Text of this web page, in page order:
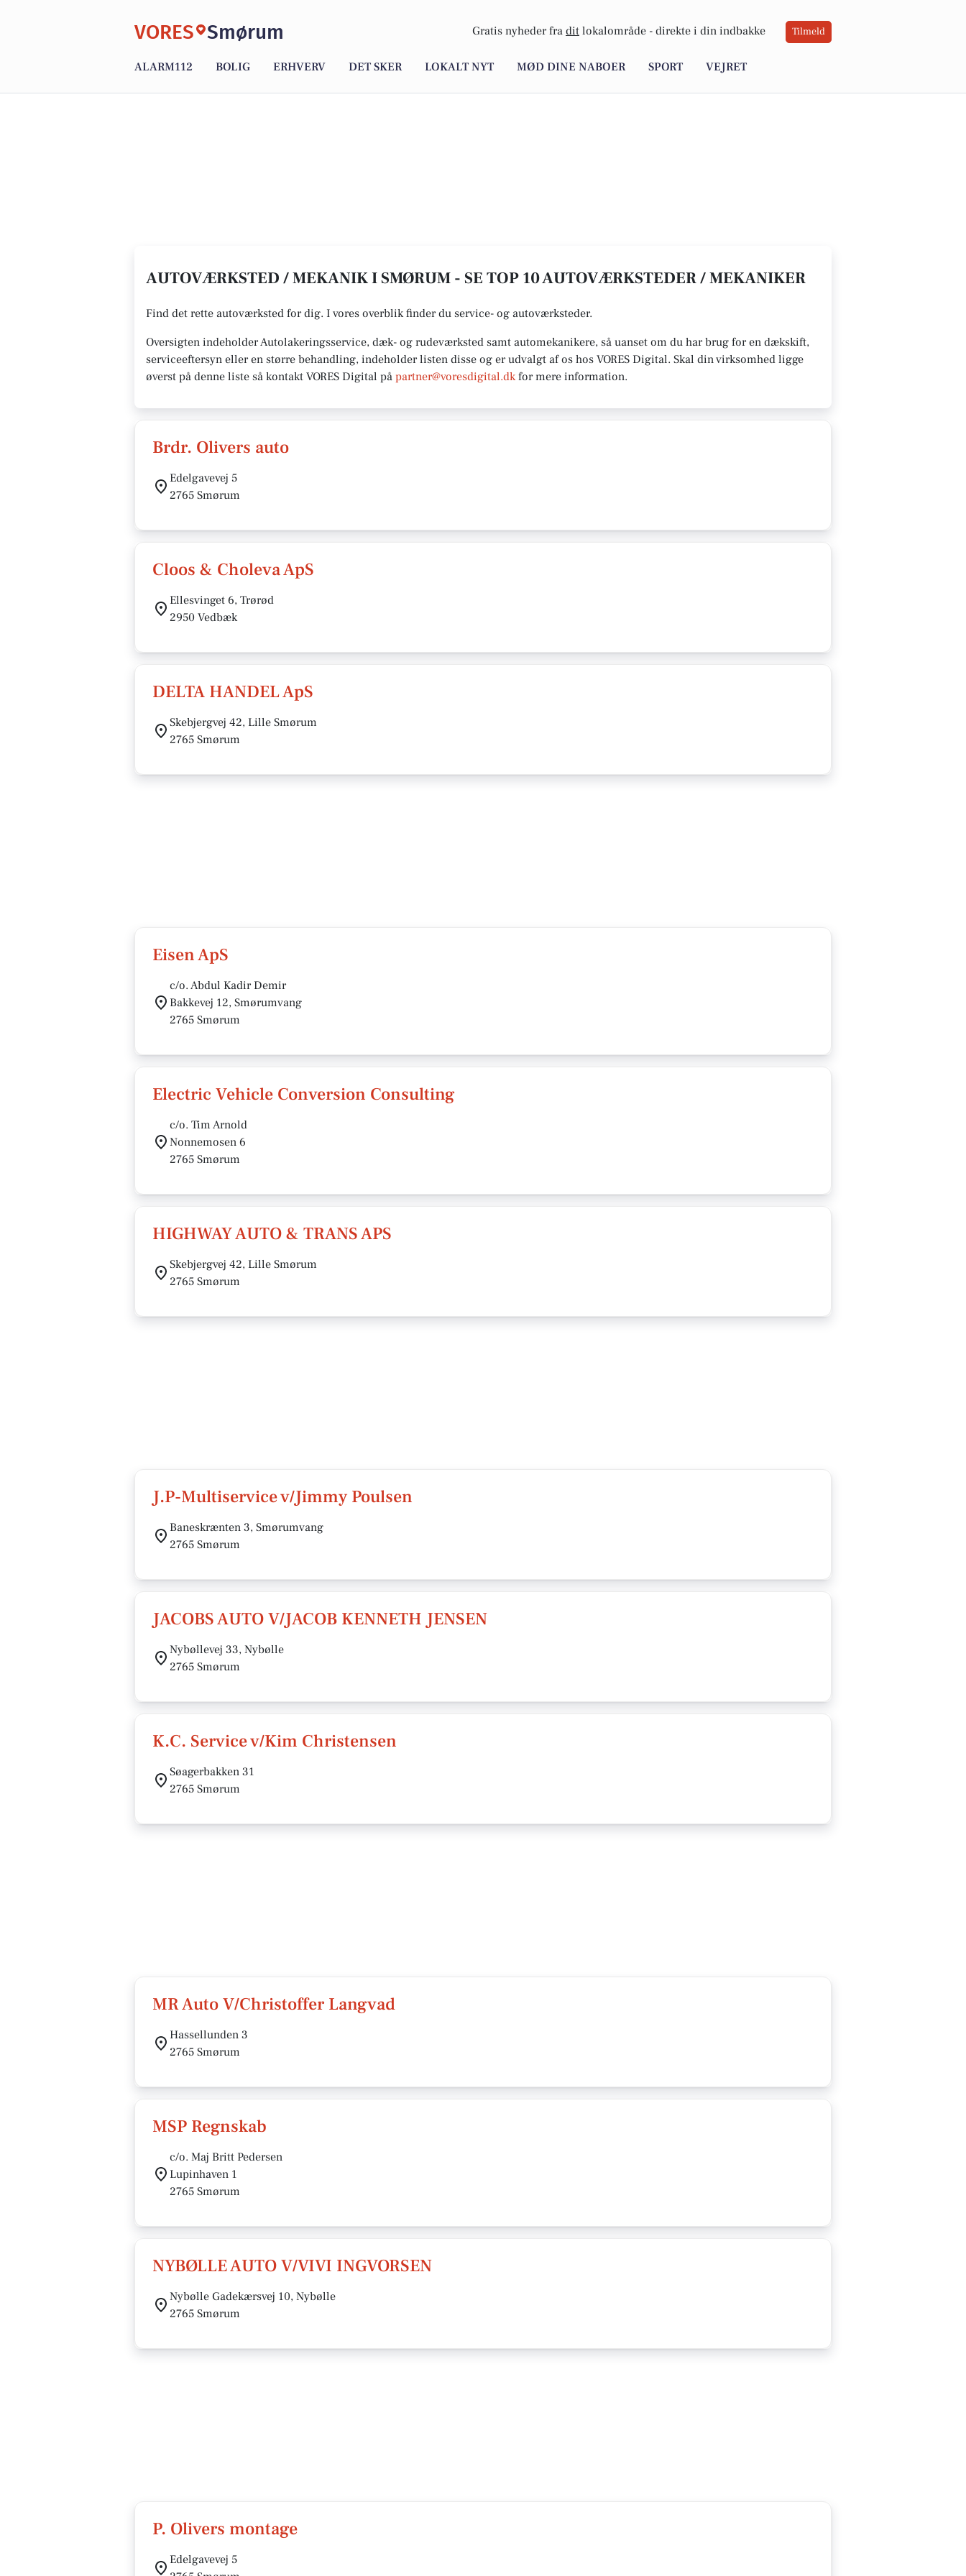
VORES Smørum Gratis nyheder fra dit lokalområde - direkte i din indbakke Tilmeld
ALARM112 BOLIG ERHVERV DET SKER LOKALT NYT MØD DINE NABOER SPORT VEJRET
AUTOVÆRKSTED / MEKANIK I SMØRUM - SE TOP 10 AUTOVÆRKSTEDER / MEKANIKER
Find det rette autoværksted for dig. I vores overblik finder du service- og autoværksteder.
Oversigten indeholder Autolakeringsservice, dæk- og rudeværksted samt automekanikere, så uanset om du har brug for en dækskift,
serviceeftersyn eller en større behandling, indeholder listen disse og er udvalgt af os hos VORES Digital. Skal din virksomhed ligge
øverst på denne liste så kontakt VORES Digital på partner@voresdigital.dk for mere information.
Brdr. Olivers auto
Edelgavevej 5
2765 Smørum
Cloos & Choleva ApS
Ellesvinget 6, Trørød
2950 Vedbæk
DELTA HANDEL ApS
Skebjergvej 42, Lille Smørum
2765 Smørum
Eisen ApS
c/o. Abdul Kadir Demir
Bakkevej 12, Smørumvang
2765 Smørum
Electric Vehicle Conversion Consulting
c/o. Tim Arnold
Nonnemosen 6
2765 Smørum
HIGHWAY AUTO & TRANS APS
Skebjergvej 42, Lille Smørum
2765 Smørum
J.P-Multiservice v/Jimmy Poulsen
Baneskrænten 3, Smørumvang
2765 Smørum
JACOBS AUTO V/JACOB KENNETH JENSEN
Nybøllevej 33, Nybølle
2765 Smørum
K.C. Service v/Kim Christensen
Søagerbakken 31
2765 Smørum
MR Auto V/Christoffer Langvad
Hassellunden 3
2765 Smørum
MSP Regnskab
c/o. Maj Britt Pedersen
Lupinhaven 1
2765 Smørum
NYBØLLE AUTO V/VIVI INGVORSEN
Nybølle Gadekærsvej 10, Nybølle
2765 Smørum
P. Olivers montage
Edelgavevej 5